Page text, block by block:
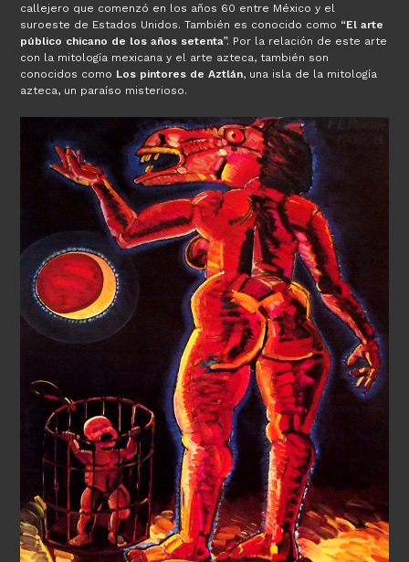
callejero que comenzó en los años 60 entre México y el
suroeste de Estados Unidos. También es conocido como “El arte
público chicano de los años setenta”. Por la relación de este arte
con la mitología mexicana y el arte azteca, también son
conocidos como Los pintores de Aztlán, una isla de la mitología
azteca, un paraíso misterioso.